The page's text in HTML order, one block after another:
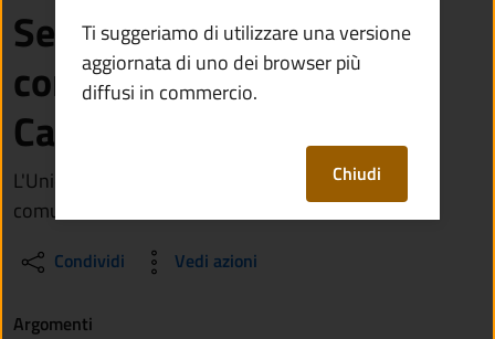
Sede dell'Unione dei
comuni dell'alta Valle
Camonica
L'Unione gestisce in forma associata alcuni servizi
comunali
Condividi Vedi azioni
Ti suggeriamo di utilizzare una versione
aggiornata di uno dei browser più
diffusi in commercio.
Chiudi
Argomenti